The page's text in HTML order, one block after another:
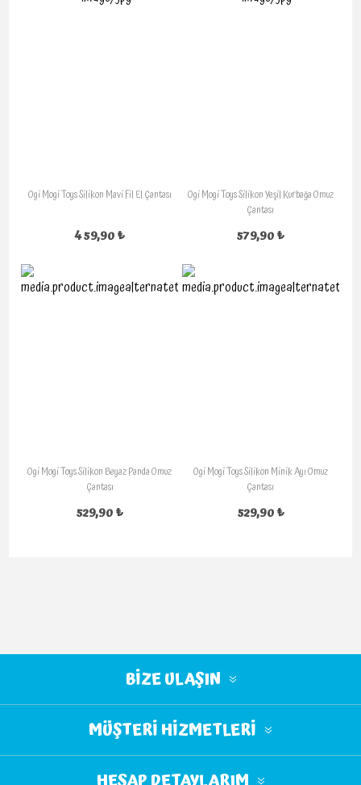
Ogi Mogi Toys Silikon Mavi Fil El Çantası
459,90 ₺
Ogi Mogi Toys Silikon Yeşil Kurbağa Omuz
Çantası
579,90 ₺
Ogi Mogi Toys Silikon Beyaz Panda Omuz
Çantası
529,90 ₺
Ogi Mogi Toys Silikon Minik Ayı Omuz
Çantası
529,90 ₺
BIZE ULAŞIN
MÜŞTERI HIZMETLERI